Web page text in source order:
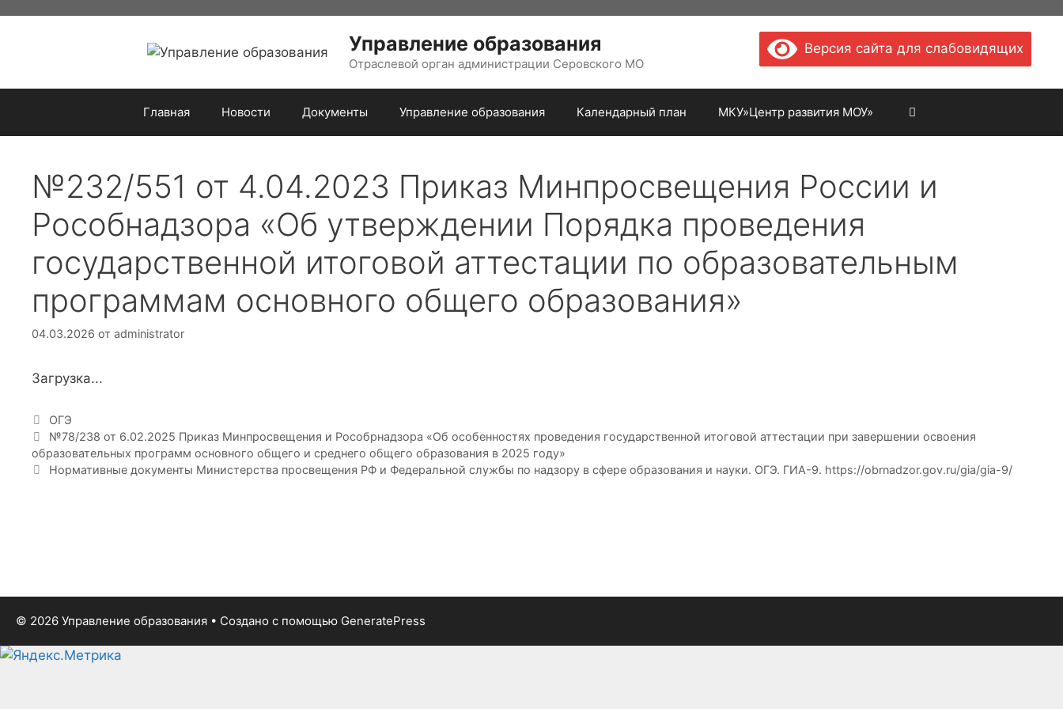
Версия сайта для слабовидящих
Управление образования
Отраслевой орган администрации Серовского МО
Главная Новости Документы Управление образования Календарный план МКУ»Центр развития МОУ»
№232/551 от 4.04.2023 Приказ Минпросвещения России и
Рособнадзора «Об утверждении Порядка проведения
государственной итоговой аттестации по образовательным
программам основного общего образования»
04.03.2026 от administrator
Загрузка...
Рубрики
ОГЭ
№78/238 от 6.02.2025 Приказ Минпросвещения и Рособрнадзора «Об особенностях проведения государственной итоговой аттестации при завершении освоения
образовательных программ основного общего и среднего общего образования в 2025 году»
Нормативные документы Министерства просвещения РФ и Федеральной службы по надзору в сфере образования и науки. ОГЭ. ГИА-9. https://obrnadzor.gov.ru/gia/gia-9/
© 2026 Управление образования • Создано с помощью GeneratePress